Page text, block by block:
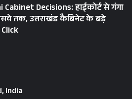
Cabinet Decisions: हाईकोर्ट से गंगा
तक, उत्तराखंड कैबिनेट के बड़े
India